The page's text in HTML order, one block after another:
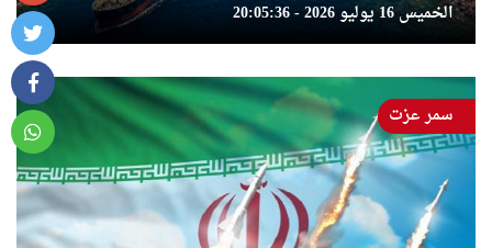
الخميس 16 يوليو 2026 - 20:05:36
سمر عزت